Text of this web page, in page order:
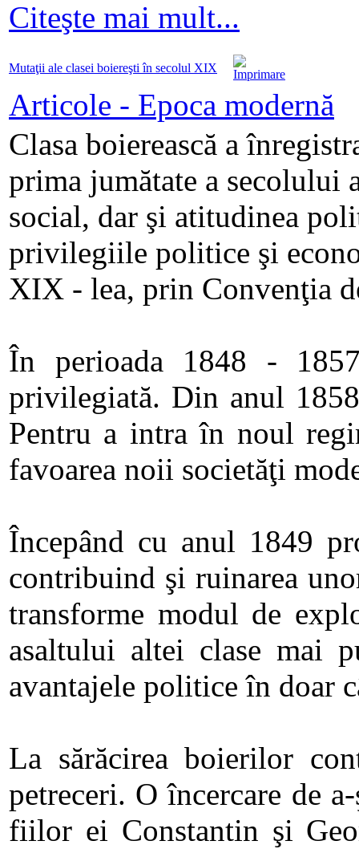
Citeşte mai mult...
Mutaţii ale clasei boiereşti în secolul XIX
Articole - Epoca modernă
Clasa boierească a
prima jumătate a
social, dar şi atitudinea
privilegiile politice şi
XIX - lea, prin Convenţia
În perioada 1848 -
privilegiată. Din anul
Pentru a intra în noul
favoarea noii societăţi
Începând cu anul 1849
contribuind şi ruinarea
transforme modul de
asaltului altei clase mai
avantajele politice în doar
La sărăcirea boierilor
petreceri. O încercare de
fiilor ei Constantin şi